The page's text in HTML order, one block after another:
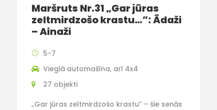
Maršruts Nr.31 „Gar jūras
zeltmirdzošo krastu…”: Ādaži
– Ainaži
5-7
Vieglā automašīna, arī 4x4
27 objekti
„Gar jūras zeltmirdzošo krastu” – šie senās